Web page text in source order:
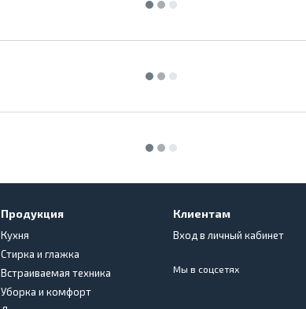
Продукция
Кухня
Стирка и глажка
Встраиваемая техника
Уборка и комфорт
Клиентам
Вход в личный кабинет
Мы в соцсетях